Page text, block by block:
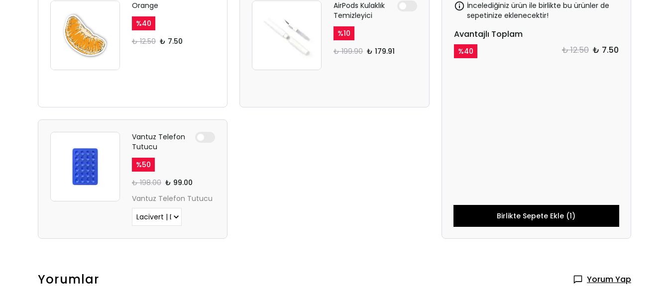
Orange
%40
₺ 12.50 ₺ 7.50
AirPods Kulaklık
Temizleyici
%10
₺ 199.90 ₺ 179.91
Vantuz Telefon
Tutucu
%50
₺ 198.00 ₺ 99.00
Vantuz Telefon Tutucu
İncelediğiniz ürün ile birlikte bu ürünler de
sepetinize eklenecektir!
Avantajlı Toplam
%40 ₺ 12.50 ₺ 7.50
Birlikte Sepete Ekle (1)
Yorumlar Yorum Yap